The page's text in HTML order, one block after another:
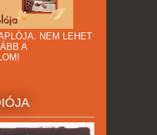
NEM LEHET
A